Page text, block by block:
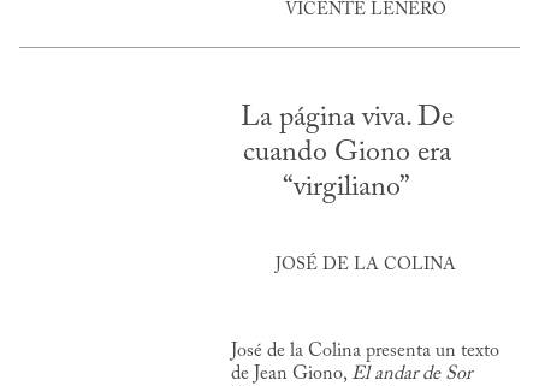
VICENTE LEÑERO
La página viva. De
cuando Giono era
“virgiliano”
JOSÉ DE LA COLINA
José de la Colina presenta un texto
de Jean Giono, El andar de Sor